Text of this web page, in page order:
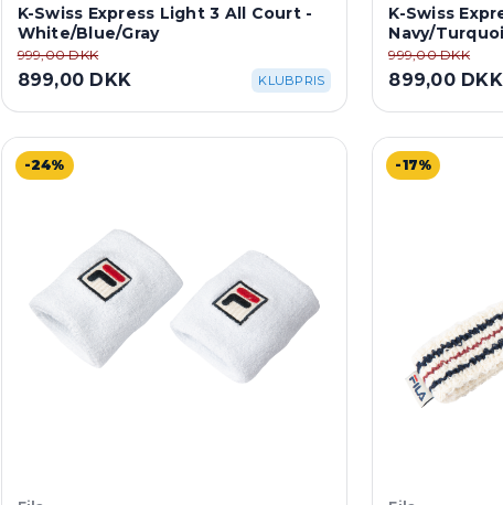
K-Swiss Express Light 3 All Court -
White/Blue/Gray
999,00 DKK
899,00 DKK KLUBPRIS
K-Swiss
Navy/
999,00 DKK
899,00 DKK
-24% -17%